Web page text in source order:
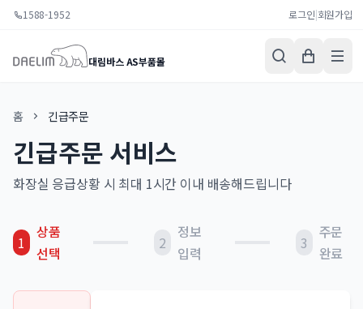
1588-1952 로그인|회원가입
대림바스 AS부품몰
홈 긴급주문
긴급주문 서비스
화장실 응급상황 시 최대 1시간 이내 배송해드립니다
1
상품
선택
2
정보
입력
3
주문
완료